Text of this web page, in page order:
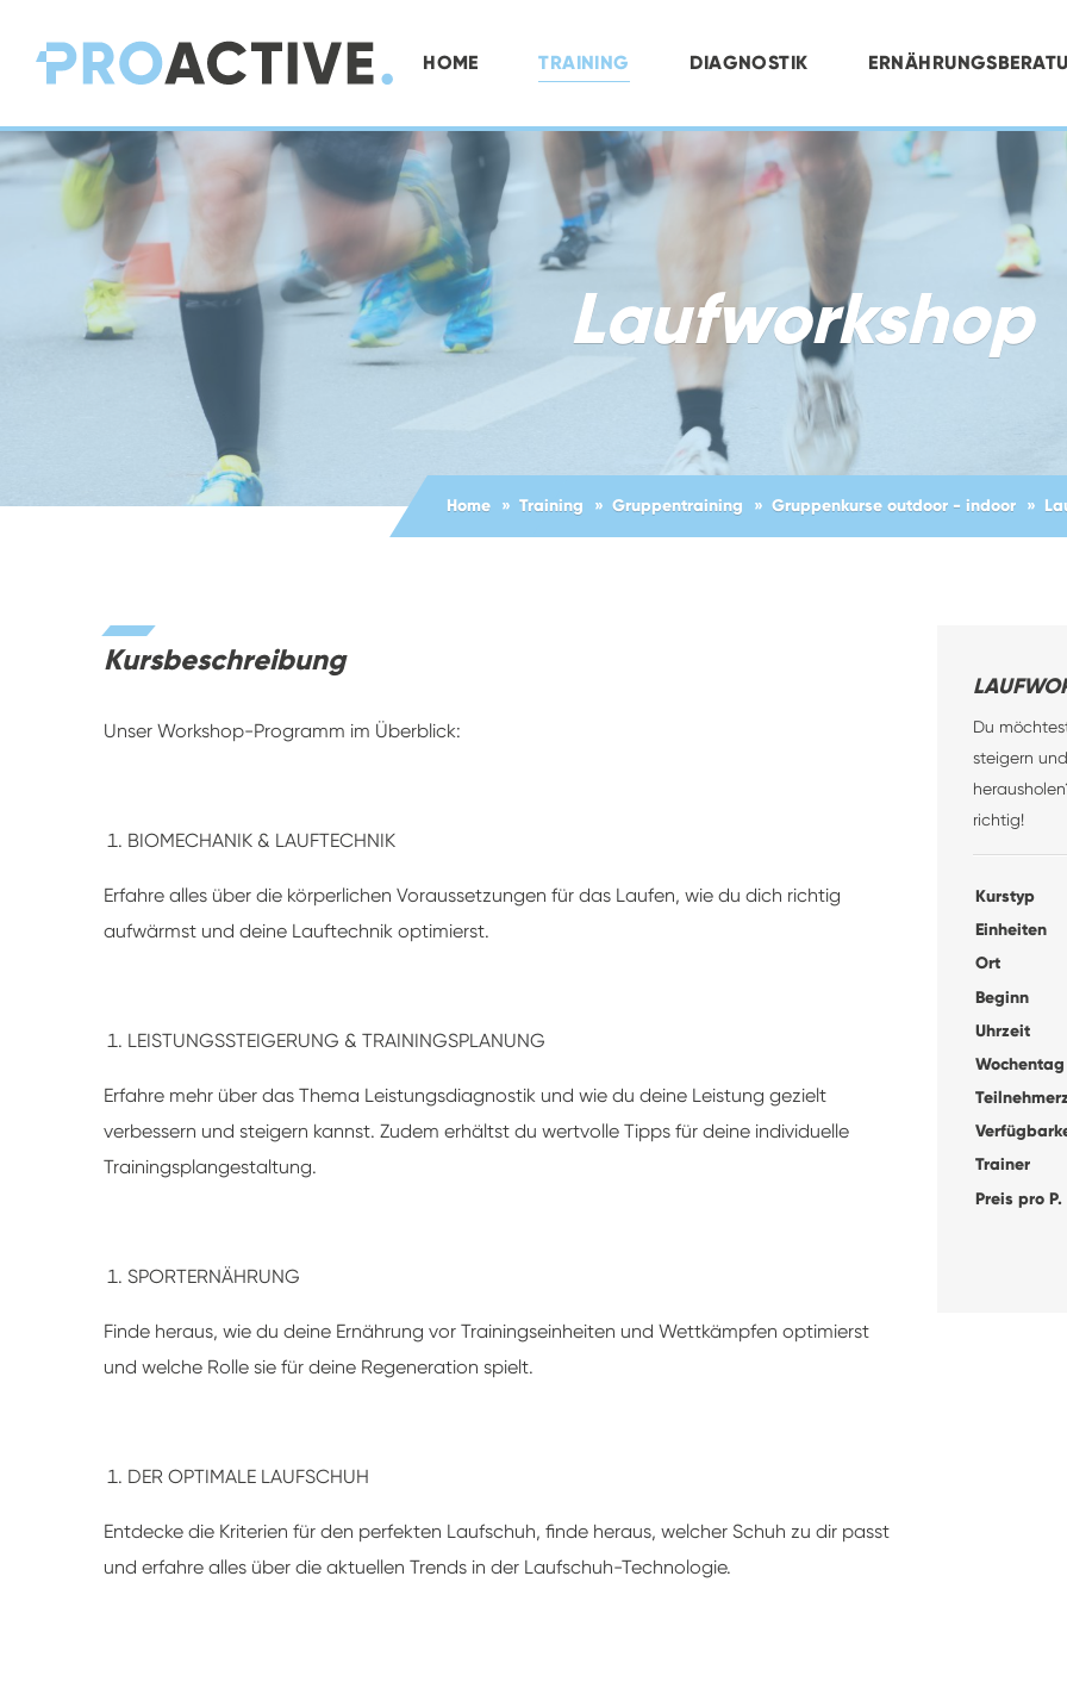
HOME TRAINING DIAGNOSTIK
Laufworkshop
Home Training Gruppentraining Gruppenkurse outdoor - indoor
Du
steigern
richtig!
Kurstyp
Einheiten
Ort
Beginn
Uhrzeit
Wochentag
Trainer
Preis pro P.
Kursbeschreibung
Unser Workshop-Programm im Überblick:
BIOMECHANIK & LAUFTECHNIK
Erfahre alles über die körperlichen Voraussetzungen für das Laufen, wie du dich richtig
aufwärmst und deine Lauftechnik optimierst.
LEISTUNGSSTEIGERUNG & TRAININGSPLANUNG
Erfahre mehr über das Thema Leistungsdiagnostik und wie du deine Leistung gezielt
verbessern und steigern kannst. Zudem erhältst du wertvolle Tipps für deine individuelle
Trainingsplangestaltung.
SPORTERNÄHRUNG
Finde heraus, wie du deine Ernährung vor Trainingseinheiten und Wettkämpfen optimierst
und welche Rolle sie für deine Regeneration spielt.
DER OPTIMALE LAUFSCHUH
Entdecke die Kriterien für den perfekten Laufschuh, finde heraus, welcher Schuh zu dir passt
und erfahre alles über die aktuellen Trends in der Laufschuh-Technologie.